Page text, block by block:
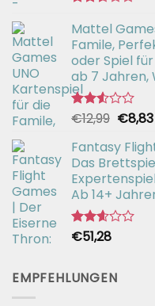
mit
2.53
von 5
Mattel
Famile,
oder Spiel
ab 7 Jahren,
Bewertet
2.52
von 5
€12,99
war:
€12,99
€8,83
Fantasy
Das
Ab 14+
Bewertet
von 5
€51,28
EMPFEHLUNGEN